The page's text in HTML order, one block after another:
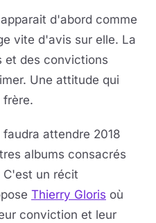
d'abord comme
vite d'avis sur elle. La
et des convictions
Une attitude qui
frère.
attendre 2018
albums consacrés
C'est un récit
Thierry Gloris où
conviction et leur